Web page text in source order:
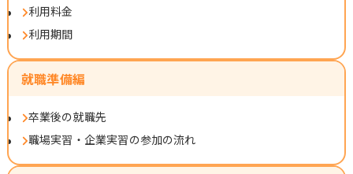
利用料金
利用期間
就職準備編
卒業後の就職先
職場実習・企業実習の参加の流れ